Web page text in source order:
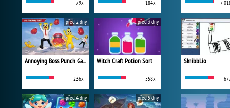
79x 184x
Annoying Boss Punch Game
236x
před 2 dny
Witch Craft Potion Sort
558x
před 3 dny
před 4 dny před 5 dny
7
Skribbl.io